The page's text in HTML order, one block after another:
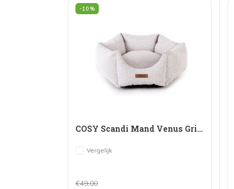
-10%
COSY Scandi Mand Venus Grijs
Vergelijk
€49,00